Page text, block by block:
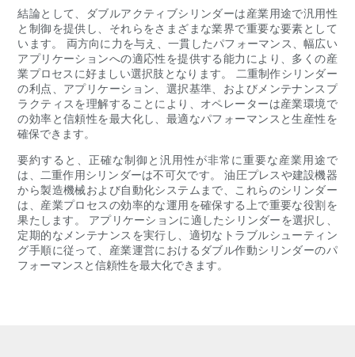
結論として、ダブルアクティブシリンダーは産業用途で汎用性
と制御を提供し、それらをさまざまな業界で重要な要素として
います。 両方向に力を与え、一貫したパフォーマンス、幅広い
アプリケーションへの適応性を提供する能力により、多くの産
業プロセスに好ましい選択肢となります。 二重制作シリンダー
の利点、アプリケーション、選択基準、およびメンテナンスプ
ラクティスを理解することにより、オペレーターは産業環境で
の効率と信頼性を最大化し、最適なパフォーマンスと生産性を
確保できます。
要約すると、正確な制御と汎用性が非常に重要な産業用途で
は、二重作用シリンダーは不可欠です。 油圧プレスや建設機器
から製造機械および自動化システムまで、これらのシリンダー
は、産業プロセスの効率的な運用を確保する上で重要な役割を
果たします。 アプリケーションに適したシリンダーを選択し、
定期的なメンテナンスを実行し、適切なトラブルシューティン
グ手順に従って、産業運営におけるダブル作動シリンダーのパ
フォーマンスと信頼性を最大化できます。